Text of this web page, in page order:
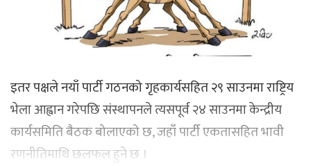
इतर पक्षले नयाँ पार्टी गठनको गृहकार्यसहित २९ साउनमा राष्ट्रिय
भेला आह्वान गरेपछि संस्थापनले त्यसपूर्व २४ साउनमा केन्द्रीय
कार्यसमिति बैठक बोलाएको छ, जहाँ पार्टी एकतासहित भावी
रणनीतिमाथि छलफल हुने छ ।